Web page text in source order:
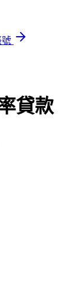
號
貸款